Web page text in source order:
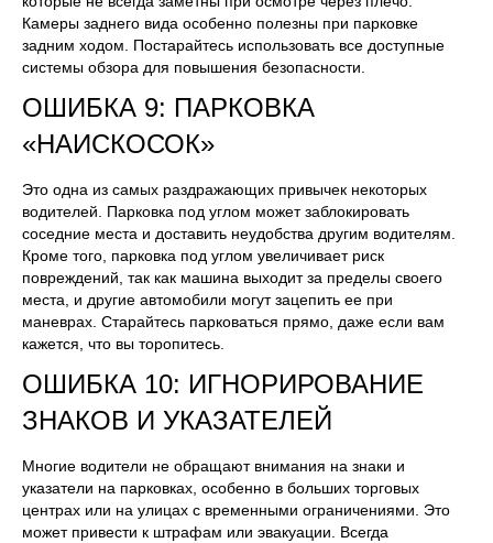
Камеры заднего вида особенно полезны при парковке
задним ходом. Постарайтесь использовать все доступные
системы обзора для повышения безопасности.
ОШИБКА 9: ПАРКОВКА
«НАИСКОСОК»
Это одна из самых раздражающих привычек некоторых
водителей. Парковка под углом может заблокировать
соседние места и доставить неудобства другим водителям.
Кроме того, парковка под углом увеличивает риск
повреждений, так как машина выходит за пределы своего
места, и другие автомобили могут зацепить ее при
маневрах. Старайтесь парковаться прямо, даже если вам
кажется, что вы торопитесь.
ОШИБКА 10: ИГНОРИРОВАНИЕ
ЗНАКОВ И УКАЗАТЕЛЕЙ
Многие водители не обращают внимания на знаки и
указатели на парковках, особенно в больших торговых
центрах или на улицах с временными ограничениями. Это
может привести к штрафам или эвакуации. Всегда